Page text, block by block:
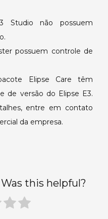
Studio não possuem
possuem controle de
Elipse Care têm
de versão do Elipse E3.
entre em contato
da empresa.
this helpful?